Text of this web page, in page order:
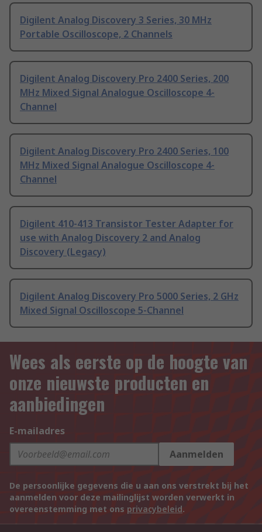
Digilent Analog Discovery 3 Series, 30 MHz
Portable Oscilloscope, 2 Channels
Digilent Analog Discovery Pro 2400 Series, 200
MHz Mixed Signal Analogue Oscilloscope 4-
Channel
Digilent Analog Discovery Pro 2400 Series, 100
MHz Mixed Signal Analogue Oscilloscope 4-
Channel
Digilent 410-413 Transistor Tester Adapter for
use with Analog Discovery 2 and Analog
Discovery (Legacy)
Digilent Analog Discovery Pro 5000 Series, 2 GHz
Mixed Signal Oscilloscope 5-Channel
Wees als eerste op de hoogte van
onze nieuwste producten en
aanbiedingen
E-mailadres
Aanmelden
De persoonlijke gegevens die u aan ons verstrekt bij het
aanmelden voor deze mailinglijst worden verwerkt in
overeenstemming met ons privacybeleid.